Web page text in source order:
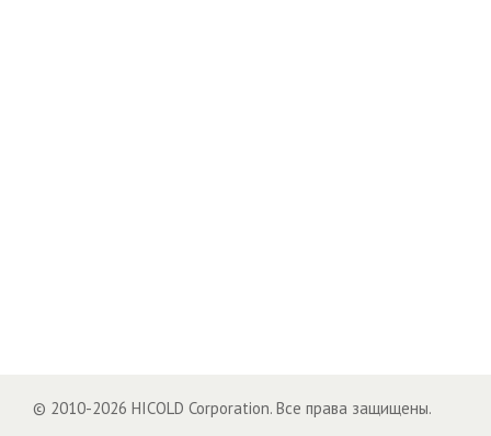
© 2010-2026 HICOLD Corporation. Все права защищены.